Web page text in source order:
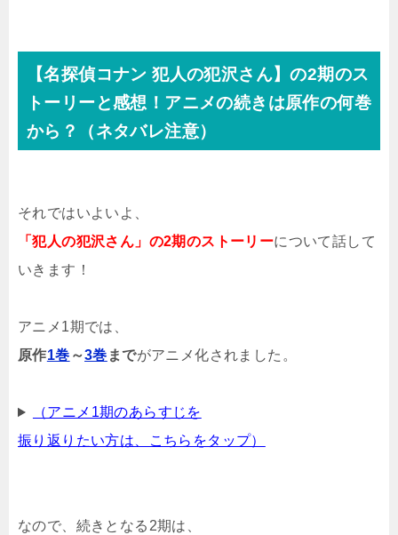
【名探偵コナン 犯人の犯沢さん】の2期のス
トーリーと感想！アニメの続きは原作の何巻
から？（ネタバレ注意）
それではいよいよ、
「犯人の犯沢さん」の2期のストーリーについて話して
いきます！
アニメ1期では、
原作1巻 ～3巻 までがアニメ化されました。
（アニメ1期のあらすじを
振り返りたい方は、こちらをタップ）
なので、続きとなる2期は、